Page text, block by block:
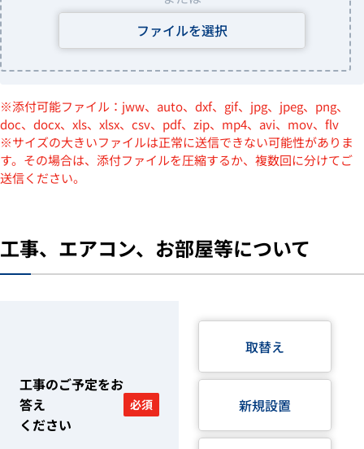
ファイルを選択
※添付可能ファイル：jww、auto、dxf、gif、jpg、jpeg、png、
doc、docx、xls、xlsx、csv、pdf、zip、mp4、avi、mov、flv
※サイズの大きいファイルは正常に送信できない可能性がありま
す。その場合は、添付ファイルを圧縮するか、複数回に分けてご
送信ください。
工事、エアコン、お部屋等について
工事のご予定をお
答え
ください
必須
取替え
新規設置